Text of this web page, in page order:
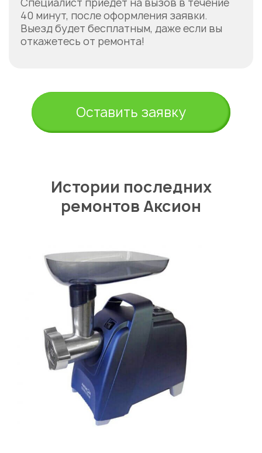
40 минут, после оформления заявки.
Выезд будет бесплатным, даже если вы
откажетесь от ремонта!
Оставить заявку
Истории последних
ремонтов Аксион